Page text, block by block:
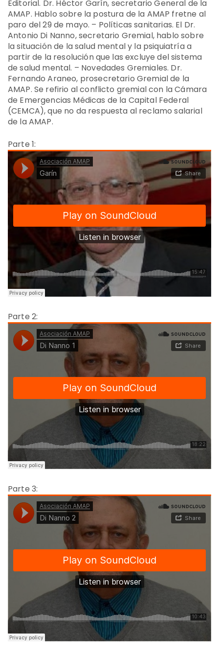
Editorial. Dr. Héctor Garín, secretario General de la
AMAP. Hablo sobre la postura de la AMAP fretne al
paro del 29 de mayo. – Políticas sanitarias. El Dr.
Antonio Di Nanno, secretario Gremial, hablo sobre
la situación de la salud mental y la psiquiatría a
partir de la resolución que las excluye del sistema
de salud mental. – Novedades Gremiales. Dr.
Fernando Araneo, prosecretario Gremial de la
AMAP. Se refirio al conflicto gremial con la Cámara
de Emergencias Médicas de la Capital Federal
(CEMCA), que no da respuesta al reclamo salarial
de la AMAP.
Parte 1:
Parte 2:
Parte 3: